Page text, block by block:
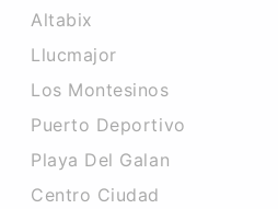
Altabix
Llucmajor
Los Montesinos
Puerto Deportivo
Playa Del Galan
Centro Ciudad